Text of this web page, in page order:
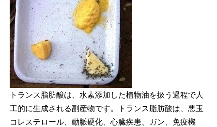
トランス脂肪酸は、水素添加した植物油を扱う過程で人
工的に生成される副産物です。トランス脂肪酸は、 悪玉
コレステロール、動脈硬化、心臓疾患、ガン、免疫機